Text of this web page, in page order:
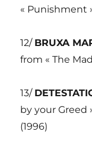
« Punishment
12/ BRUXA
from « The
13/
by your Greed
(1996)